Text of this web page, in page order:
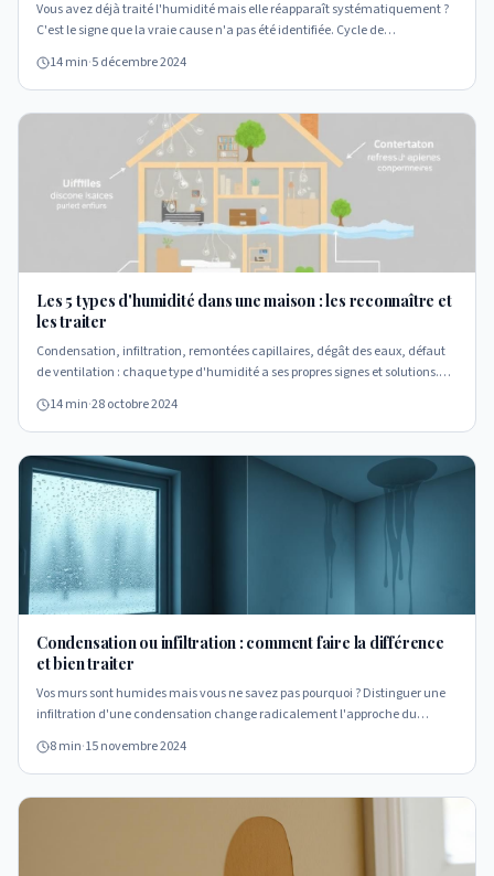
Vous avez déjà traité l'humidité mais elle réapparaît systématiquement ?
C'est le signe que la vraie cause n'a pas été identifiée. Cycle de
14 min·5 décembre 2024
Les 5 types d'humidité dans une maison : les reconnaître et
les traiter
Condensation, infiltration, remontées capillaires, dégât des eaux, défaut
de ventilation : chaque type d'humidité a ses propres signes et solutions.
14 min·28 octobre 2024
Condensation ou infiltration : comment faire la différence
et bien traiter
Vos murs sont humides mais vous ne savez pas pourquoi ? Distinguer une
infiltration d'une condensation change radicalement l'approche du
8 min·15 novembre 2024